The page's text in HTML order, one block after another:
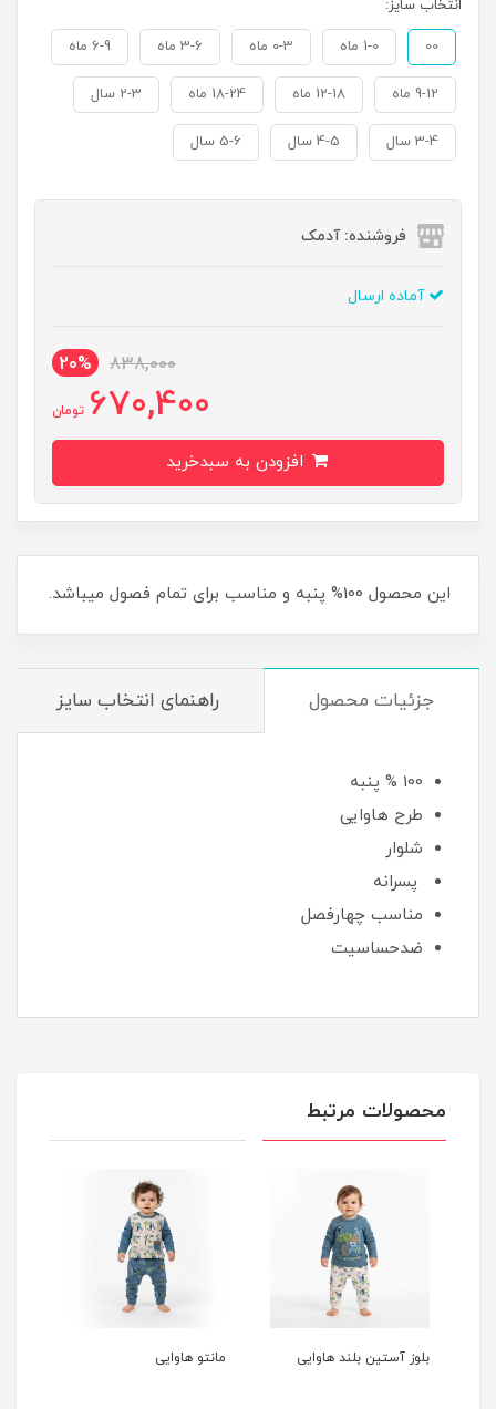
انتخاب سایز:
00 1-0 ماه 0-3 ماه 3-6 ماه 6-9 ماه
9-12 ماه 12-18 ماه 18-24 ماه 2-3 سال
3-4 سال 4-5 سال 5-6 سال
فروشنده: آدمک
آماده ارسال
838,000
20%
670,400 تومان
این محصول 100% پنبه و مناسب برای تمام فصول میباشد.
جزئیات محصول راهنمای انتخاب سایز
100 % پنبه
طرح هاوایی
شلوار
پسرانه
مناسب چهارفصل
ضدحساسیت
محصولات مرتبط
مانتو هاوایی مانتو دستکش دار هاوایی